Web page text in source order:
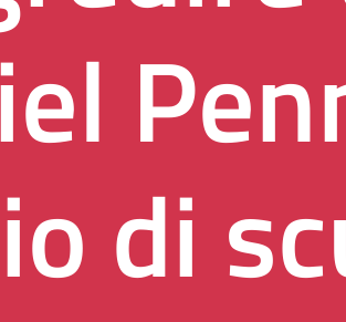
di